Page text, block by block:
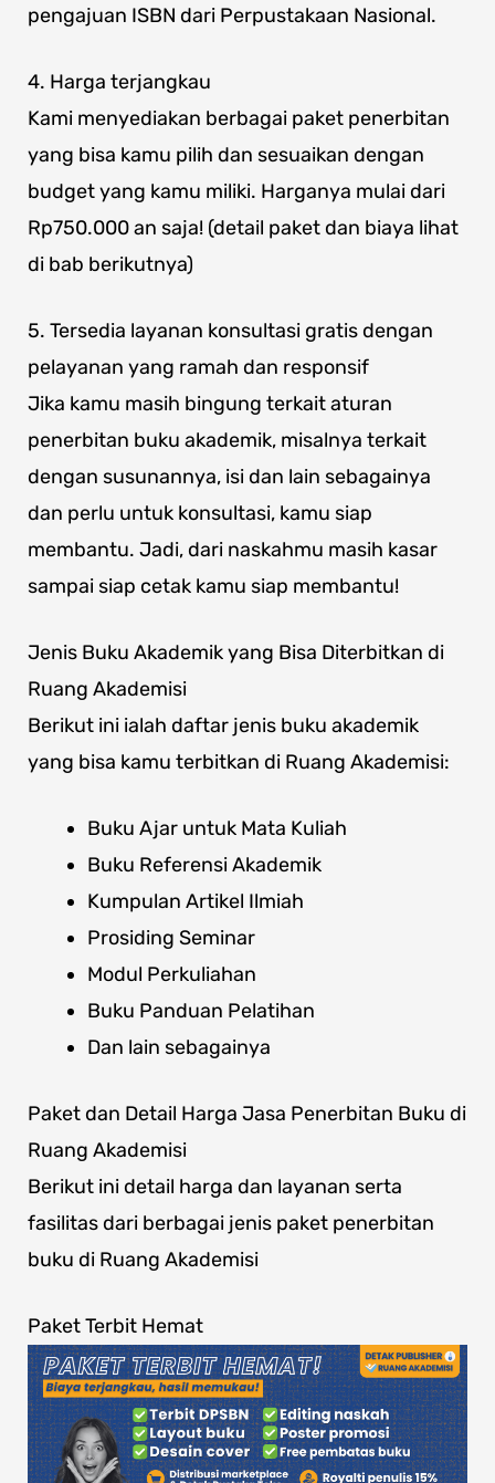
pengajuan ISBN dari Perpustakaan Nasional.
4. Harga terjangkau
Kami menyediakan berbagai paket penerbitan
yang bisa kamu pilih dan sesuaikan dengan
budget yang kamu miliki. Harganya mulai dari
Rp750.000 an saja! (detail paket dan biaya lihat
di bab berikutnya)
5. Tersedia layanan konsultasi gratis dengan
pelayanan yang ramah dan responsif
Jika kamu masih bingung terkait aturan
penerbitan buku akademik, misalnya terkait
dengan susunannya, isi dan lain sebagainya
dan perlu untuk konsultasi, kamu siap
membantu. Jadi, dari naskahmu masih kasar
sampai siap cetak kamu siap membantu!
Jenis Buku Akademik yang Bisa Diterbitkan di
Ruang Akademisi
Berikut ini ialah daftar jenis buku akademik
yang bisa kamu terbitkan di Ruang Akademisi:
Buku Ajar untuk Mata Kuliah
Buku Referensi Akademik
Kumpulan Artikel Ilmiah
Prosiding Seminar
Modul Perkuliahan
Buku Panduan Pelatihan
Dan lain sebagainya
Paket dan Detail Harga Jasa Penerbitan Buku di
Ruang Akademisi
Berikut ini detail harga dan layanan serta
fasilitas dari berbagai jenis paket penerbitan
buku di Ruang Akademisi
Paket Terbit Hemat